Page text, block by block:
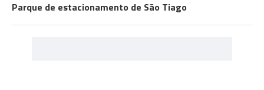
Parque de estacionamento de São Tiago